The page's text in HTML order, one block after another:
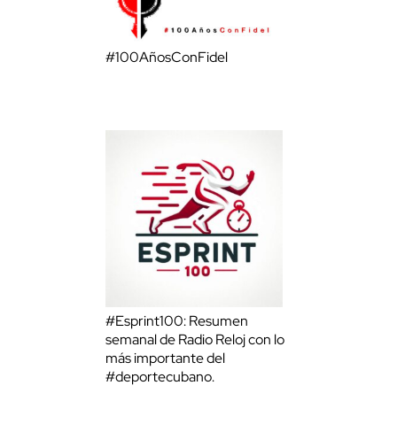
#100AñosConFidel
#Esprint100: Resumen
semanal de Radio Reloj con lo
más importante del
#deportecubano.